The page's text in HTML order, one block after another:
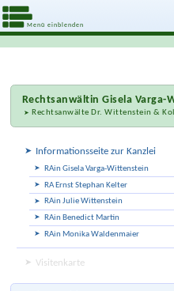
Menü einblenden
RechtsanwältinGisela Varga-
Rechtsanwälte Dr. Wittenstein &
Informationsseite zur Kanzlei
RAin Gisela Varga-Wittenstein
RA Ernst Stephan Kelter
RAin Julie Wittenstein
RAin Benedict Martin
RAin Monika Waldenmaier
Visitenkarte